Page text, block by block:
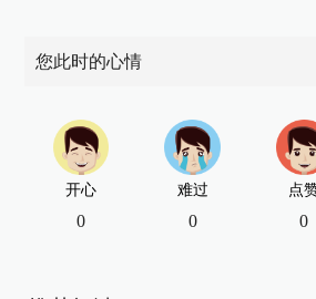
您此时的心情
开心
0
难过
0
点
0